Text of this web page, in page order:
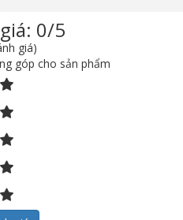
0/5
giá)
góp cho sản phẩm